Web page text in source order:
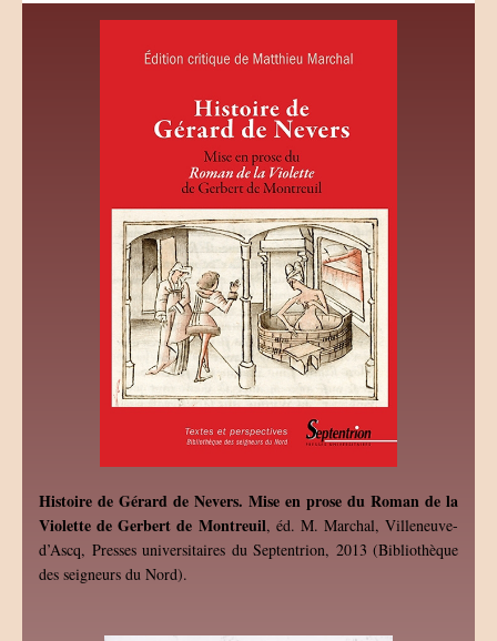
Histoire de Gérard de Nevers. Mise en prose du Roman de la
Violette de Gerbert de Montreuil, éd. M. Marchal, Villeneuve-
d’Ascq, Presses universitaires du Septentrion, 2013 (Bibliothèque
des seigneurs du Nord).